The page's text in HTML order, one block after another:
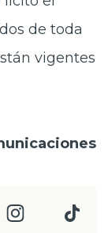
de toda
vigentes